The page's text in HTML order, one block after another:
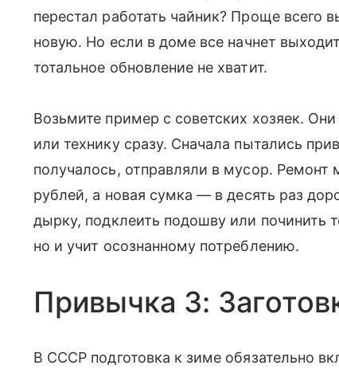
перестал работать чайник? Проще
новую. Но если в доме все начнет
тотальное обновление не хватит.
Возьмите пример с советских хозяек.
или технику сразу. Сначала пытались
получалось, отправляли в мусор.
рублей, а новая сумка — в десять раз
дырку, подклеить подошву или починить
но и учит осознанному потреблению.
Привычка 3:
В СССР подготовка к зиме обязательно